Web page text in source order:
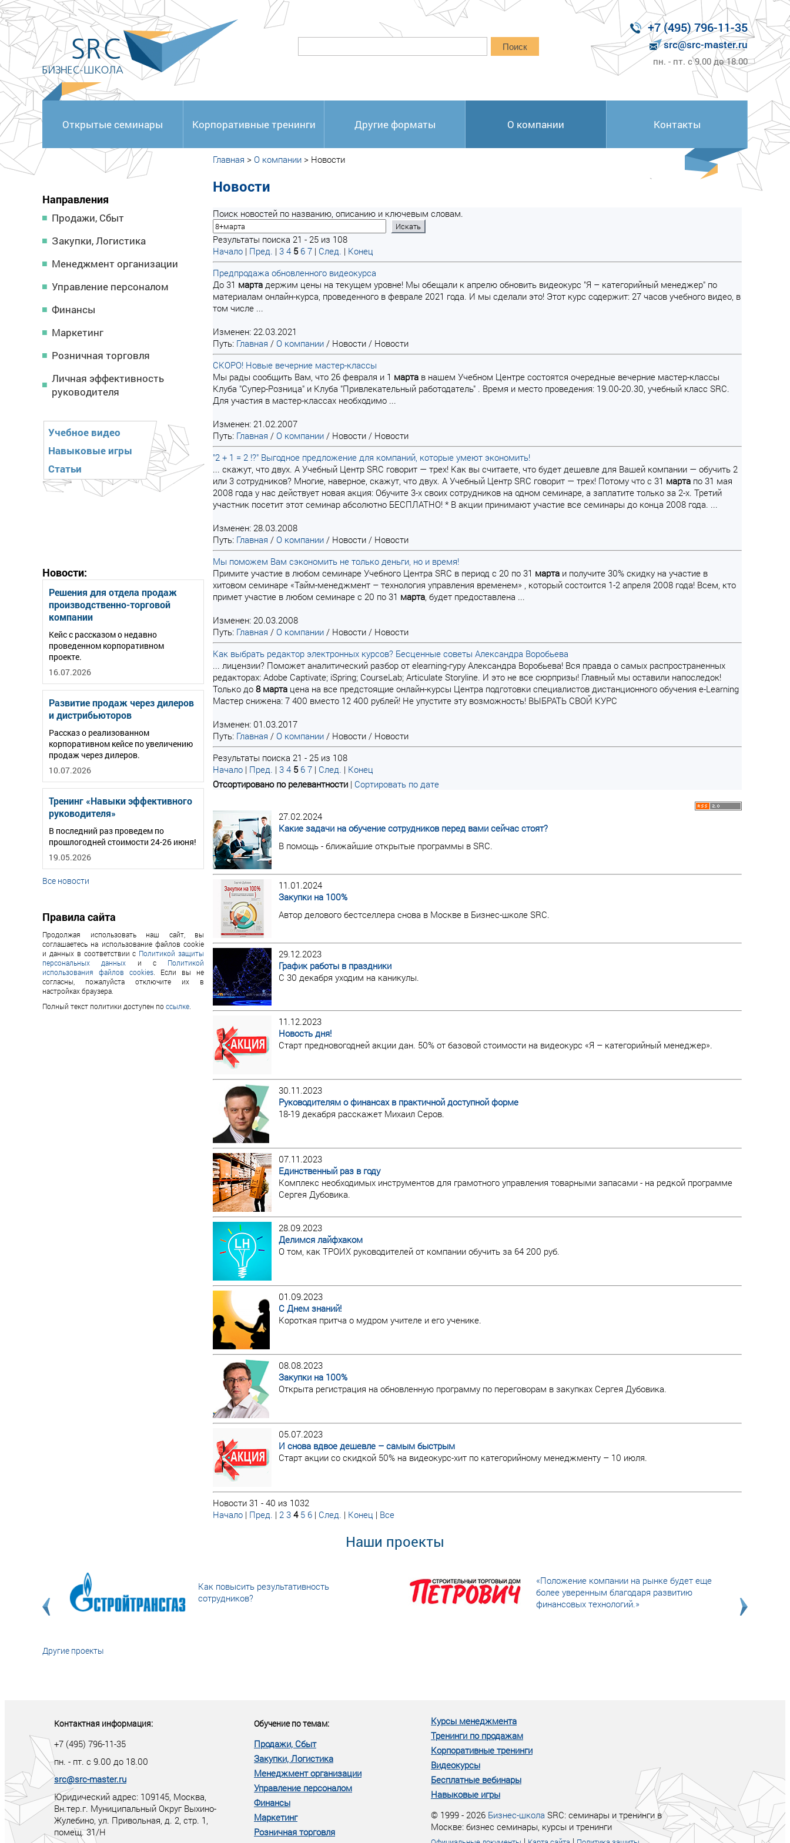
<
Поиск
+7 (495) 796-11-35
src@src-master.ru
пн. - пт. с 9.00 до 18.00
Открытые семинары Корпоративные тренинги Другие форматы О компании Контакты
Направления
Продажи, Сбыт
Закупки, Логистика
Менеджмент организации
Управление персоналом
Финансы
Маркетинг
Розничная торговля
Личная эффективность
руководителя
Учебное видео
Навыковые игры
Статьи
Новости:
Решения для отдела продаж
производственно-торговой
компании
Кейс с рассказом о недавно
проведенном корпоративном
проекте.
16.07.2026
Развитие продаж через дилеров
и дистрибьюторов
Рассказ о реализованном
корпоративном кейсе по увеличению
продаж через дилеров.
10.07.2026
Тренинг «Навыки эффективного
руководителя»
В последний раз проведем по
прошлогодней стоимости 24-26 июня!
19.05.2026
Все новости
Правила сайта
Продолжая использовать наш сайт, вы
соглашаетесь на использование файлов cookie
и данных в соответствии с Политикой защиты
персональных данных и с Политикой
использования файлов cookies . Если вы не
согласны, пожалуйста отключите их в
настройках браузера.
Полный текст политики доступен поссылке
Главная > О компании > Новости
Новости
Поиск новостей по названию, описанию и ключевым словам.
Результаты поиска 21 - 25 из 108
Начало | Пред. | 3 4 5 6 7 | След. | Конец
Предпродажа обновленного видеокурса
До 31 марта держим цены на текущем уровне! Мы обещали к апрелю обновить видеокурс "Я – категорийный менеджер" по
материалам онлайн-курса, проведенного в феврале 2021 года. И мы сделали это! Этот курс содержит: 27 часов учебного видео, в
том числе ...
Изменен: 22.03.2021
Путь: Главная / О компании / Новости / Новости
СКОРО! Новые вечерние мастер-классы
Мы рады сообщить Вам, что 26 февраля и 1 марта в нашем Учебном Центре состоятся очередные вечерние мастер-классы
Клуба "Супер-Розница" и Клуба "Привлекательный работодатель" . Время и место проведения: 19.00-20.30, учебный класс SRC.
Для участия в мастер-классах необходимо ...
Изменен: 21.02.2007
Путь: Главная / О компании / Новости / Новости
"2 + 1 = 2 !?" Выгодное предложение для компаний, которые умеют экономить!
... скажут, что двух. А Учебный Центр SRC говорит — трех! Как вы считаете, что будет дешевле для Вашей компании — обучить 2
или 3 сотрудников? Многие, наверное, скажут, что двух. А Учебный Центр SRC говорит — трех! Потому что с 31 марта по 31 мая
2008 года у нас действует новая акция: Обучите 3-х своих сотрудников на одном семинаре, а заплатите только за 2-х. Третий
участник посетит этот семинар абсолютно БЕСПЛАТНО! * В акции принимают участие все семинары до конца 2008 года. ...
Изменен: 28.03.2008
Путь: Главная / О компании / Новости / Новости
Мы поможем Вам сэкономить не только деньги, но и время!
Примите участие в любом семинаре Учебного Центра SRC в период с 20 по 31 марта и получите 30% скидку на участие в
хитовом семинаре «Тайм-менеджмент – технология управления временем» , который состоится 1-2 апреля 2008 года! Всем, кто
примет участие в любом семинаре с 20 по 31 марта, будет предоставлена ...
Изменен: 20.03.2008
Путь: Главная / О компании / Новости / Новости
Как выбрать редактор электронных курсов? Бесценные советы Александра Воробьева
... лицензии? Поможет аналитический разбор от elearning-гуру Александра Воробьева! Вся правда о самых распространенных
редакторах: Adobe Captivate; iSpring; CourseLab; Articulate Storyline. И это не все сюрпризы! Главный мы оставили напоследок!
Только до 8 марта цена на все предстоящие онлайн-курсы Центра подготовки специалистов дистанционного обучения e-Learning
Мастер снижена: 7 400 вместо 12 400 рублей! Не упустите эту возможность! ВЫБРАТЬ СВОЙ КУРС
Изменен: 01.03.2017
Путь: Главная / О компании / Новости / Новости
Результаты поиска 21 - 25 из 108
Начало | Пред. | 3 4 5 6 7 | След. | Конец
Отсортировано по релевантности | Сортировать по дате
27.02.2024
Какие задачи на обучение сотрудников перед вами сейчас стоят?
В помощь - ближайшие открытые программы в SRC.
11.01.2024
Закупки на 100%
Автор делового бестселлера снова в Москве в Бизнес-школе SRC.
29.12.2023
График работы в праздники
С 30 декабря уходим на каникулы.
11.12.2023
Новость дня!
Старт предновогодней акции дан. 50% от базовой стоимости на видеокурс «Я – категорийный менеджер».
30.11.2023
Руководителям о финансах в практичной доступной форме
18-19 декабря расскажет Михаил Серов.
07.11.2023
Единственный раз в году
Комплекс необходимых инструментов для грамотного управления товарными запасами - на редкой программе
Сергея Дубовика.
28.09.2023
Делимся лайфхаком
О том, как ТРОИХ руководителей от компании обучить за 64 200 руб.
01.09.2023
С Днем знаний!
Короткая притча о мудром учителе и его ученике.
08.08.2023
Закупки на 100%
Открыта регистрация на обновленную программу по переговорам в закупках Сергея Дубовика.
05.07.2023
И снова вдвое дешевле – самым быстрым
Старт акции со скидкой 50% на видеокурс-хит по категорийному менеджменту – 10 июля.
Новости 31 - 40 из 1032
Начало | Пред. | 2 3 4 5 6 | След. | Конец | Все
Наши проекты
Как повысить результативность
сотрудников?
«Положение компании на рынке будет еще
более уверенным благодаря развитию
финансовых технологий.»
Другие проекты
Контактная информация:
+7 (495) 796-11-35
пн. - пт. с 9.00 до 18.00
src@src-master.ru
Юридический адрес: 109145, Москва,
Вн.тер.г. Муниципальный Округ Выхино-
Жулебино, ул. Привольная, д. 2, стр. 1,
помещ. 31/Н
Обучение по темам:
Продажи, Сбыт
Закупки, Логистика
Менеджмент организации
Управление персоналом
Финансы
Маркетинг
Розничная торговля
Курсы менеджмента
Тренинги по продажам
Корпоративные тренинги
Видеокурсы
Бесплатные вебинары
Навыковые игры
© 1999 - 2026 Бизнес-школа SRC: семинары и тренинги в
Москве: бизнес семинары, курсы и тренинги